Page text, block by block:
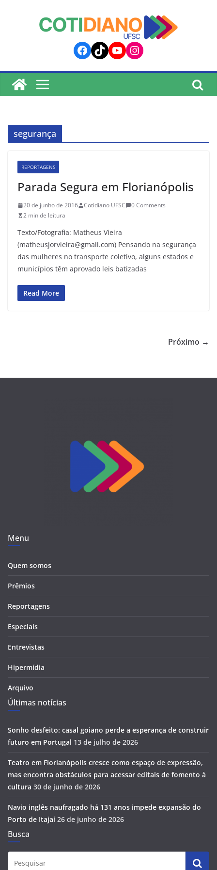
Facebook
TikTokYouTube
Instagram
segurança
REPORTAGENS
Parada Segura em Florianópolis
20 de junho de 2016 Cotidiano UFSC
0 Comments
2 min de leitura
Texto/Fotografia: Matheus Vieira
(matheusjorvieira@gmail.com) Pensando na segurança
das mulheres no transporte coletivo, alguns estados e
municípios têm aprovado leis batizadas
Read More
Próximo →
Menu
Quem somos
Prêmios
Reportagens
Especiais
Entrevistas
Hipermídia
Arquivo
Últimas notícias
Sonho desfeito: casal goiano perde a esperança de construir
futuro em Portugal 13 de julho de 2026
Teatro em Florianópolis cresce como espaço de expressão,
mas encontra obstáculos para acessar editais de fomento à
cultura 30 de junho de 2026
Navio inglês naufragado há 131 anos impede expansão do
Porto de Itajaí 26 de junho de 2026
Busca